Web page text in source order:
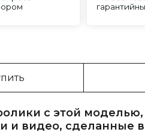
с этой
и видео, сделанные